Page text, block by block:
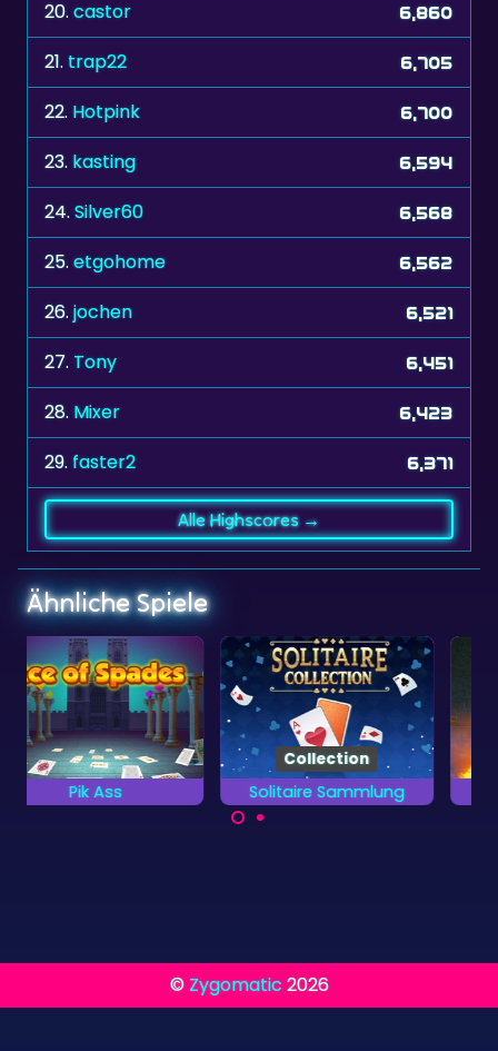
20.castor 6,860
21.trap22 6,705
22. Hotpink 6,700
23. kasting 6,594
24.Silver60 6,568
25.etgohome 6,562
26.jochen 6,521
27. Tony 6,451
28. Mixer 6,423
29.faster2 6,371
Alle Highscores →
Ähnliche Spiele
Solitaire Sammlung
Collection
Ägypten Solitaire
© Zygomatic 2026